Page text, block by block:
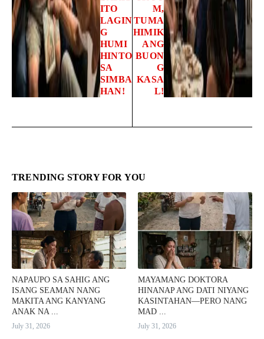
ITO
LAGIN
G
HUMI
HINTO
SA
SIMBA
HAN!
M,
TUMA
HIMIK
ANG
BUON
G
KASA
L!
TRENDING STORY FOR YOU
NAPAUPO SA SAHIG ANG
ISANG SEAMAN NANG
MAKITA ANG KANYANG
ANAK NA ...
July 31, 2026
MAYAMANG DOKTORA
HINANAP ANG DATI NIYANG
KASINTAHAN—PERO NANG
MAD ...
July 31, 2026